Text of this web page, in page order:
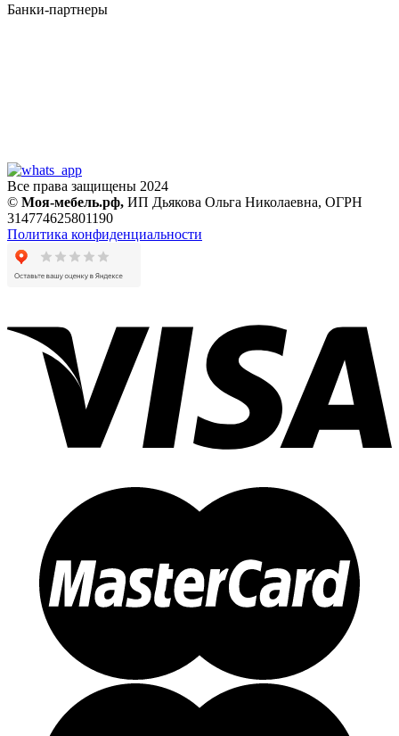
Банки-партнеры
Все права защищены 2024
© Моя-мебель.рф, ИП Дьякова Ольга Николаевна, ОГРН
314774625801190
Политика конфиденциальности